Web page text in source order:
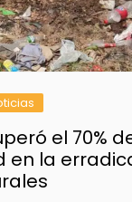
el 70%
en la